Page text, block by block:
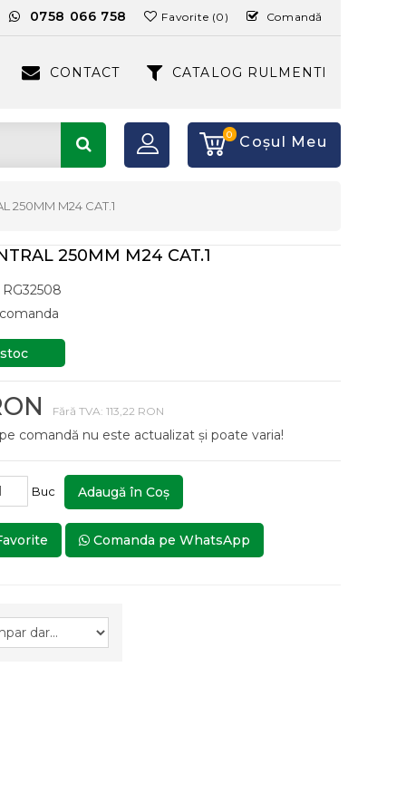
0758 066 758 Favorite (0) Comandă
CONTACT CATALOG RULMENTI
0 Coşul Meu
250MM M24 CAT.1
250MM M24 CAT.1
Fără TVA: 113,22 RON
comandă nu este actualizat și poate varia!
Buc Adaugă în Coş
Comanda pe WhatsApp